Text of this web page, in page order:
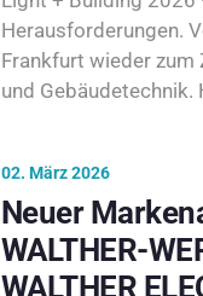
Herausforderungen.
Frankfurt wieder zum
und Gebäudetechnik.
02. März 2026
Neuer
WALTHER-
WALTHER